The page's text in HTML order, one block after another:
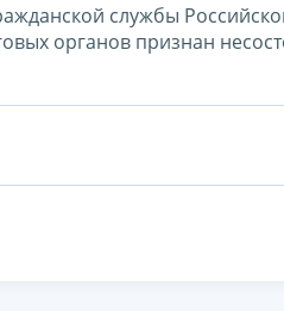
службы
органов признан